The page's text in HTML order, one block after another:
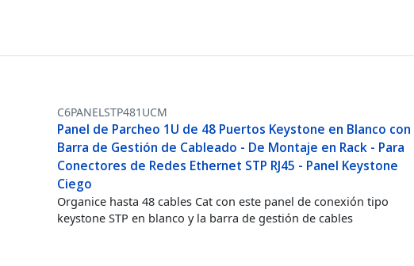
C6PANELSTP481UCM
Panel de Parcheo 1U de 48 Puertos Keystone en Blanco con
Barra de Gestión de Cableado - De Montaje en Rack - Para
Conectores de Redes Ethernet STP RJ45 - Panel Keystone
Ciego
Organice hasta 48 cables Cat con este panel de conexión tipo
keystone STP en blanco y la barra de gestión de cables